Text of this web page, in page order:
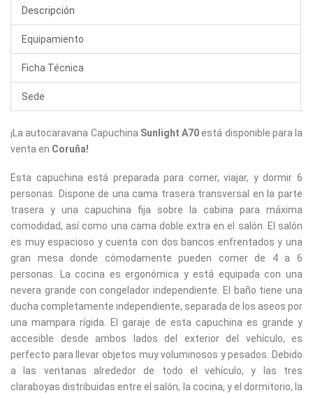
Descripción
Equipamiento
Ficha Técnica
Sede
¡La autocaravana Capuchina Sunlight A70está disponible para la
venta en Coruña!
Esta capuchina está preparada para comer, viajar, y dormir 6
personas. Dispone de una cama trasera transversal en la parte
trasera y una capuchina fija sobre la cabina para máxima
comodidad, así como una cama doble extra en el salón. El salón
es muy espacioso y cuenta con dos bancos enfrentados y una
gran mesa donde cómodamente pueden comer de 4 a 6
personas. La cocina es ergonómica y está equipada con una
nevera grande con congelador independiente. El baño tiene una
ducha completamente independiente, separada de los aseos por
una mampara rígida. El garaje de esta capuchina es grande y
accesible desde ambos lados del exterior del vehículo, es
perfecto para llevar objetos muy voluminosos y pesados. Debido
a las ventanas alrededor de todo el vehículo, y las tres
claraboyas distribuidas entre el salón, la cocina, y el dormitorio, la